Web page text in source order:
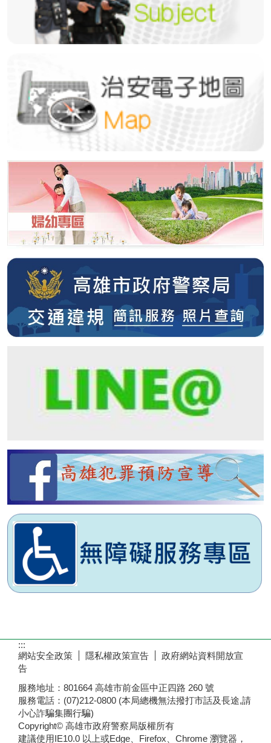
:::
網站安全政策
隱私權政策宣告
政府網站資料開放宣
告
服務地址：801664 高雄市前金區中正四路 260 號
服務電話：(07)212-0800 (本局總機無法撥打市話及長途,請
小心詐騙集團行騙)
Copyright© 高雄市政府警察局版權所有
建議使用IE10.0 以上或Edge、Firefox、Chrome 瀏覽器，